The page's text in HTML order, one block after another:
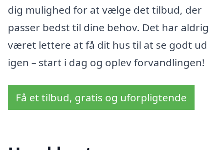
dig mulighed for at vælge det tilbud, der
passer bedst til dine behov. Det har aldrig
været lettere at få dit hus til at se godt ud
igen – start i dag og oplev forvandlingen!
Få et tilbud, gratis og uforpligtende